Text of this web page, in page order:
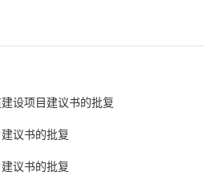
设项目建议书的批复
议书的批复
议书的批复